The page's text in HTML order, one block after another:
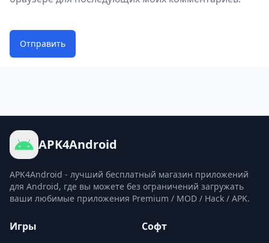
Отправить
APK4Android
APK4Android - лучший бесплатный магазин приложений
для Android, где вы можете без ограничений загружать
ваши любимые приложения Premium / MOD / Hack / APK.
Игры Софт